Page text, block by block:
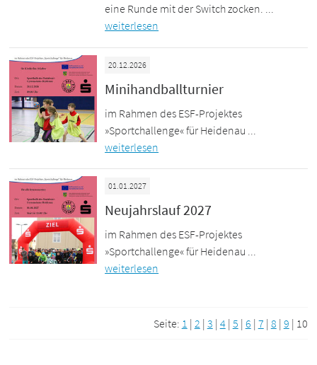
eine Runde mit der Switch zocken. ...
weiterlesen
20.12.2026
Minihandballturnier
im Rahmen des ESF-Projektes
»Sportchallenge« für Heidenau ...
weiterlesen
01.01.2027
Neujahrslauf 2027
im Rahmen des ESF-Projektes
»Sportchallenge« für Heidenau ...
weiterlesen
Seite: 1 | 2 | 3 | 4| 5 | 6 | 7 | 8 | 9 | 10